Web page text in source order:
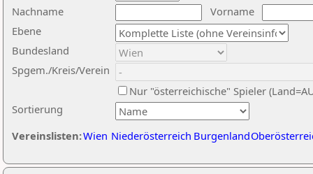
Nachname
Vorname
Ebene
Sortierung
Bundesland
Spgem./Kreis/Verein
Nur "österreichische" Spieler
Vereinslisten:Wien Niederösterreich Burgenland